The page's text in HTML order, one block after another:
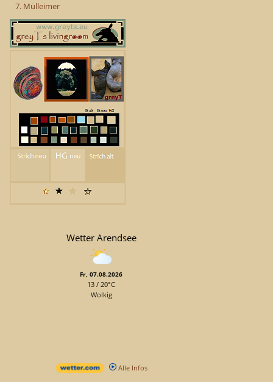
7. Mülleimer
Wetter Arendsee
Fr, 07.08.2026
13 / 20°C
Wolkig
Alle Infos